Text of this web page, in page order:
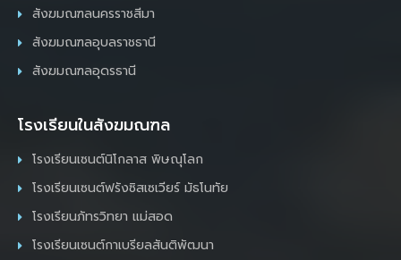
สังฆมณฑลนครราชสีมา
สังฆมณฑลอุบลราชธานี
สังฆมณฑลอุดรธานี
โรงเรียนในสังฆมณฑล
โรงเรียนเซนต์นิโกลาส พิษณุโลก
โรงเรียนเซนต์ฟรังซิสเซเวียร์ มัธโนทัย
โรงเรียนภัทรวิทยา แม่สอด
โรงเรียนเซนต์กาเบรียลสันติพัฒนา